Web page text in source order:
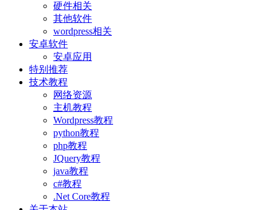
硬件相关
其他软件
wordpress相关
安卓软件
安卓应用
特别推荐
技术教程
网络资源
主机教程
Wordpress教程
python教程
php教程
JQuery教程
java教程
c#教程
.Net Core教程